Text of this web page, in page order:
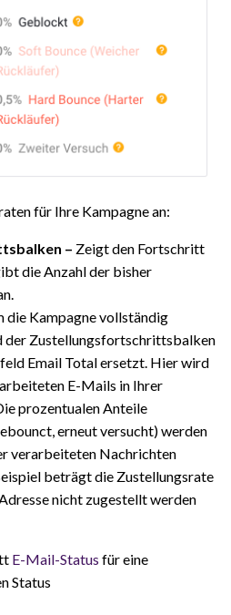
für Ihre Kampagne an:
– Zeigt den Fortschritt
die Anzahl der bisher
die Kampagne vollständig
der Zustellungsfortschrittsbalken
Email Total ersetzt. Hier wird
E-Mails in Ihrer
prozentualen Anteile
erneut versucht) werden
verarbeiteten Nachrichten
beträgt die Zustellungsrate
nicht zugestellt werden
E-Mail-Status für eine
Status